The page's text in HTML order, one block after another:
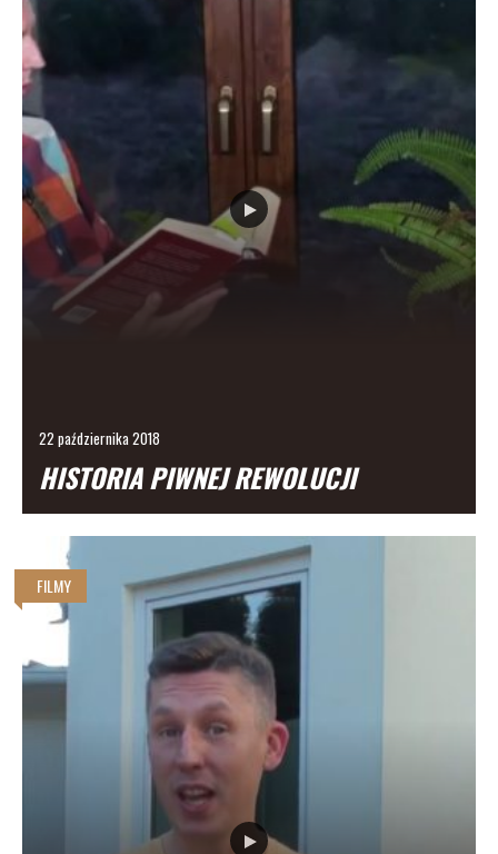
22 października 2018
HISTORIA PIWNEJ REWOLUCJI
FILMY